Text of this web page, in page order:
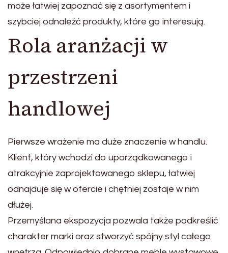
może łatwiej zapoznać się z asortymentem i
szybciej odnaleźć produkty, które go interesują.
Rola aranżacji w
przestrzeni
handlowej
Pierwsze wrażenie ma duże znaczenie w handlu.
Klient, który wchodzi do uporządkowanego i
atrakcyjnie zaprojektowanego sklepu, łatwiej
odnajduje się w ofercie i chętniej zostaje w nim
dłużej.
Przemyślana ekspozycja pozwala także podkreślić
charakter marki oraz stworzyć spójny styl całego